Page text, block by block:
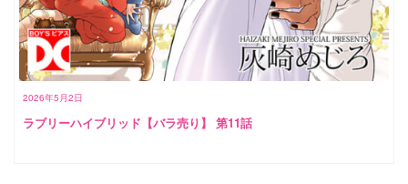
2026年5月2日
ラブリーハイブリッド【バラ売り】 第11話